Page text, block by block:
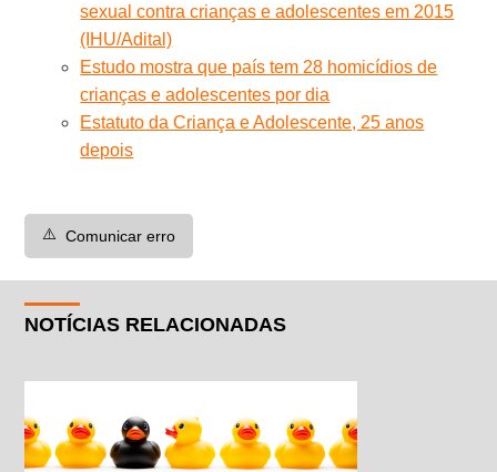
sexual contra crianças e adolescentes em 2015
(IHU/Adital)
Estudo mostra que país tem 28 homicídios de
crianças e adolescentes por dia
Estatuto da Criança e Adolescente, 25 anos
depois
⚠️ Comunicar erro
NOTÍCIAS RELACIONADAS